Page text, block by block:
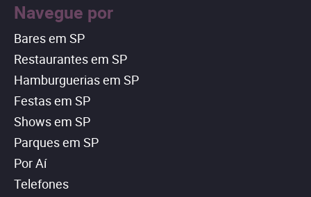
Navegue por
Bares em SP
Restaurantes em SP
Hamburguerias em SP
Festas em SP
Shows em SP
Parques em SP
Por Aí
Telefones